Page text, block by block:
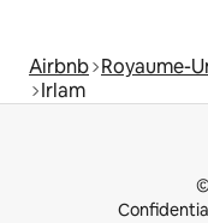
Airbnb Royaume-
Irlam